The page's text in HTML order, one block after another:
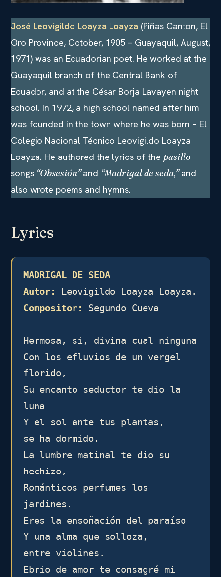
José Leovigildo Loayza Loayza (Piñas Canton, El
Oro Province, October, 1905 – Guayaquil, August,
1971) was an Ecuadorian poet. He worked at the
Guayaquil branch of the Central Bank of
Ecuador, and at the César Borja Lavayen night
school. In 1972, a high school named after him
was founded in the town where he was born – El
Colegio Nacional Técnico Leovigildo Loayza
Loayza. He authored the lyrics of the pasillo
songs “Obsesión”and “Madrigal de seda,”and
also wrote poems and hymns.
Lyrics
MADRIGAL DE SEDA
Autor:
Compositor:
Segundo Cueva
Hermosa, si, divina cual ninguna
Con los efluvios de un vergel
florido,
Su encanto seductor te dio la
luna
Y el sol ante tus plantas,
se ha dormido.
La lumbre matinal te dio su
hechizo,
Románticos perfumes los
jardines.
Eres la ensoñación del paraíso
Y una alma que solloza,
entre violines.
Ebrio de amor te consagré mi